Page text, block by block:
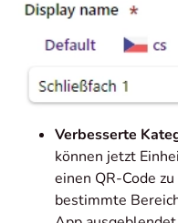
Verbesserte
können jetzt
einen QR-Code
bestimmte